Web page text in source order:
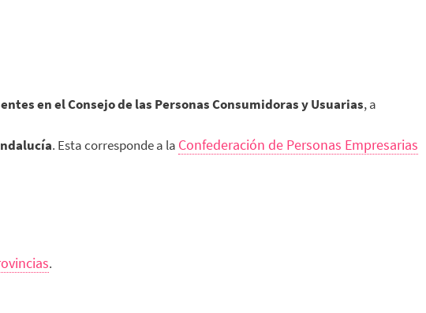
en el Consejo de las Personas Consumidoras y Usuarias, a
. Esta corresponde a la Confederación de Personas Empresarias
.